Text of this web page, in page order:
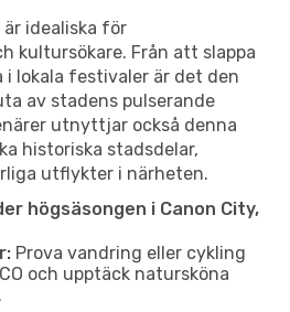
är idealiska för
kultursökare. Från att slappa
lokala festivaler är det den
av stadens pulserande
utnyttjar också denna
historiska stadsdelar,
utflykter i närheten.
högsäsongen i Canon City,
Prova vandring eller cykling
och upptäck natursköna